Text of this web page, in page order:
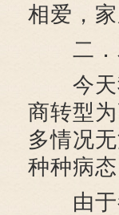
相爱，
二．
今天我
商转型
多情况
种种病态
由于都